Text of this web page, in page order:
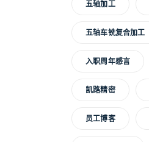
五轴加工
五轴车铣复合加工
入职周年感言
凯路精密
员工博客